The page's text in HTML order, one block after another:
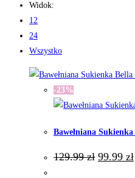
Widok:
12
24
Wszystko
-23%
Bawełniana
129.99zł Pierwotna
99.99 zł